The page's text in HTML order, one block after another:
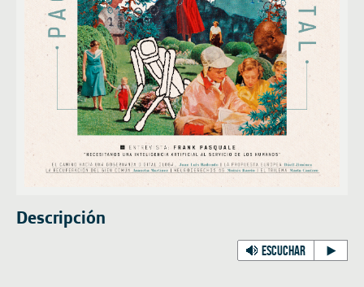
Descripción
ESCUCHAR